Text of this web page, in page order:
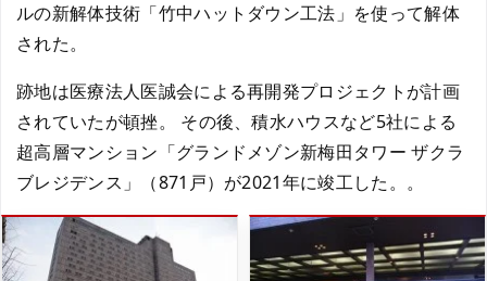
ルの新解体技術「竹中ハットダウン工法」を使って解体
された。
跡地は医療法人医誠会による再開発プロジェクトが計画
されていたが頓挫。 その後、積水ハウスなど5社による
超高層マンション「グランドメゾン新梅田タワー ザクラ
ブレジデンス」（871戸）が2021年に竣工した。。